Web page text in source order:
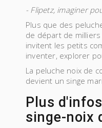
- Flipetz, imaginer
Plus que des
de départ de
invitent les petits
inventer, explorer
La peluche noix de
devient un singe
Plus
singe-noix